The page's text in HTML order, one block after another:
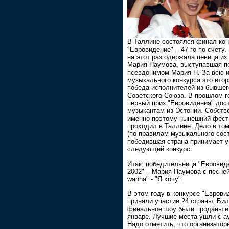
B Таллине состоялся финал
"Евровидение" – 47-го по
на этот раз одержала певица из
Мария Наумова, выступавшая
псевдонимом Мария Н. За всю
музыкального конкурса это
победа исполнителей из
Советского Союза. В прошлом
первый приз "Евровидения"
музыкантам из Эстонии.
именно поэтому нынешний
проходил в Таллине. Дело в
(по правилам музыкального
победившая страна принимает
следующий конкурс.
Итак, победительница
2002" – Мария Наумова с
wanna" - "Я хочу".
В этом году в конкурсе
приняли участие 24 страны.
финальное шоу были проданы
январе. Лучшие места ушли с
Надо отметить, что